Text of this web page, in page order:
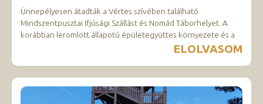
Ünnepélyesen átadták a Vértes szívében található
Mindszentpusztai Ifjúsági Szállást és Nomád Táborhelyet. A
korábban leromlott állapotú épületegyüttes környezete és a
ELOLVASOM